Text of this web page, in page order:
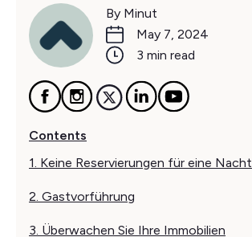
By Minut
May 7, 2024
3 min read
Contents
1. Keine Reservierungen für eine Nacht
2. Gastvorführung
3. Überwachen Sie Ihre Immobilien